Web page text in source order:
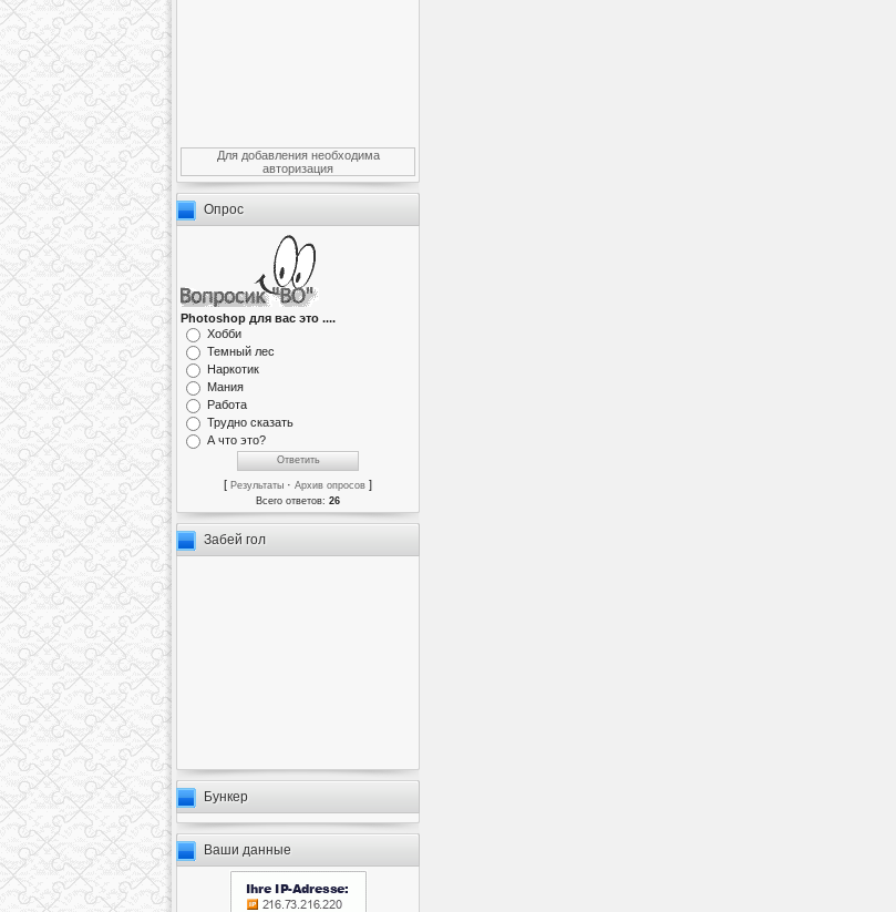
Для добавления необходима
авторизация
Опрос
Photoshop для вас это ....
Хобби
Темный лес
Наркотик
Мания
Работа
Трудно сказать
А что это?
[ Результаты · Архив опросов ]
Всего ответов: 26
Забей гол
Бункер
Ваши данные